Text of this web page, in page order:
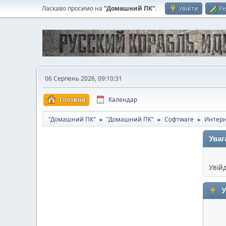
Ласкаво просимо на "Домашний ПК". Увійти
06 Серпень 2026, 09:10:31
Головна Календар
"Домашний ПК" ► "Домашний ПК" ► Софтware ►